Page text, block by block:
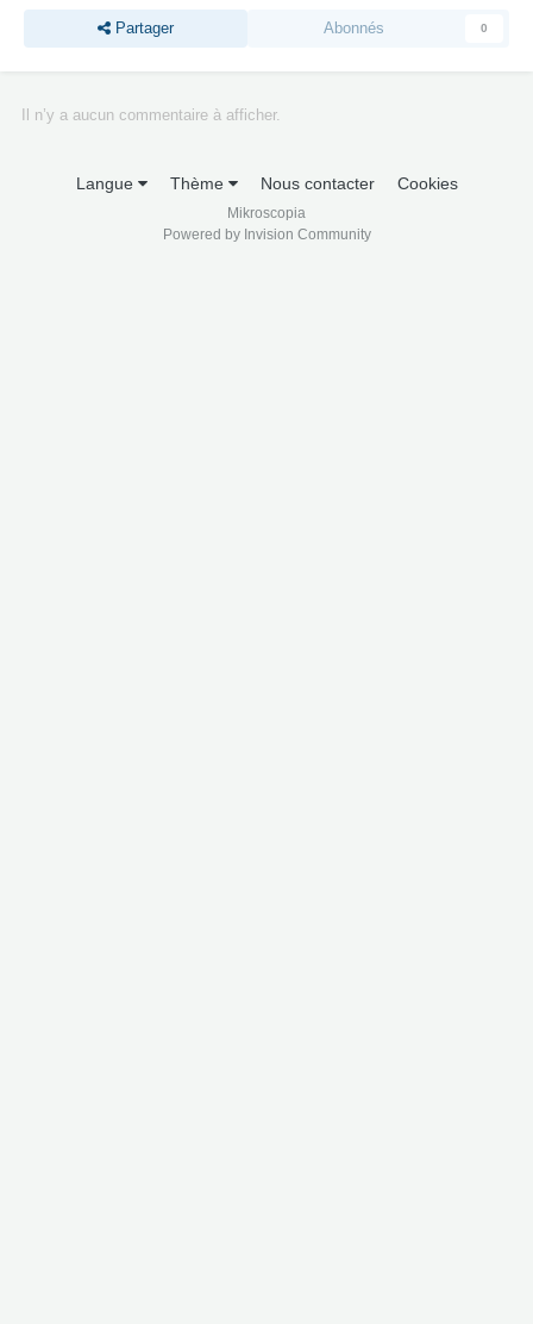
Partager Abonnés 0
Il n’y a aucun commentaire à afficher.
Langue Thème Nous contacter Cookies
Mikroscopia
Powered by Invision Community